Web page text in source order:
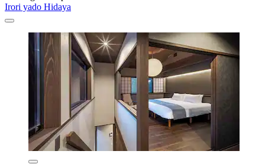
Irori yado Hidaya